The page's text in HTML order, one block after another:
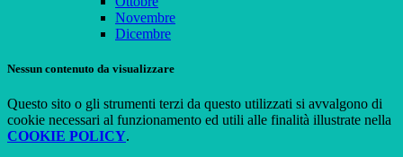
Novembre
Dicembre
Nessun contenuto da visualizzare
Questo sito o gli strumenti terzi da questo utilizzati si avvalgono di
cookie necessari al funzionamento ed utili alle finalità illustrate nella
COOKIE POLICY.